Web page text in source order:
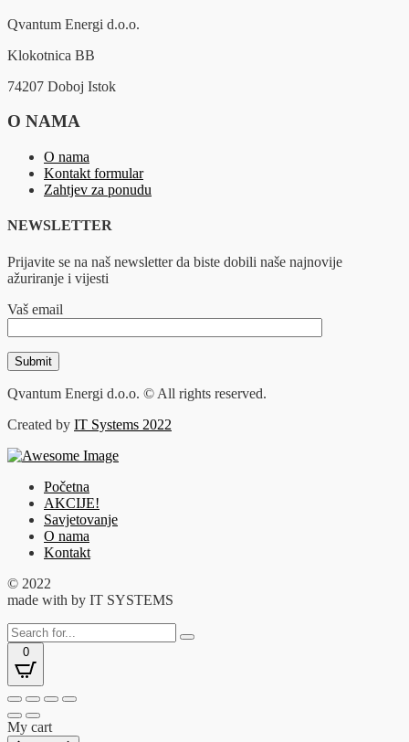
Qvantum Energi d.o.o.
Klokotnica BB
74207 Doboj Istok
O NAMA
O nama
Kontakt formular
Zahtjev za ponudu
NEWSLETTER
Prijavite se na naš newsletter da biste dobili naše najnovije
ažuriranje i vijesti
Vaš email
Qvantum Energi d.o.o. © All rights reserved.
Created by IT Systems 2022
Početna
AKCIJE!
Savjetovanje
O nama
Kontakt
© 2022
made with by IT SYSTEMS
0
My cart